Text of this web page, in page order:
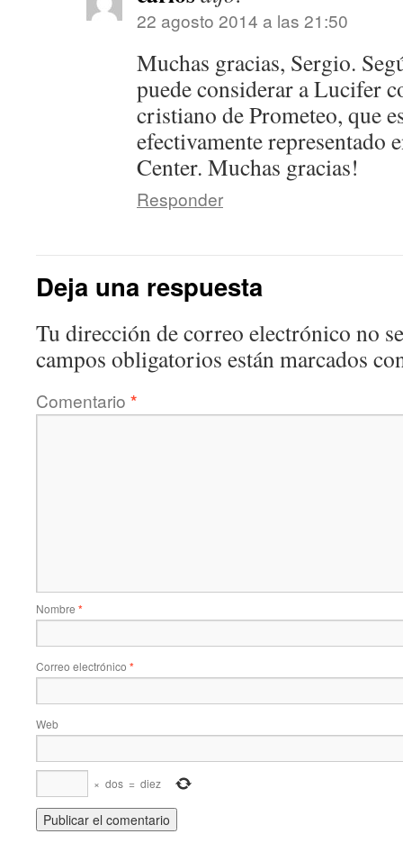
22 agosto 2014 a las 21:50
Muchas gracias, Sergio.
puede considerar a Lucifer
cristiano de Prometeo, que
efectivamente representado
Center. Muchas gracias!
Responder
Deja una respuesta
Tu dirección de correo electrónico no
campos obligatorios están marcados
Comentario *
Nombre *
Correo electrónico *
Web
× dos = diez